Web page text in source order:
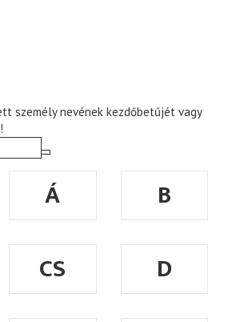
személy nevének kezdőbetűjét vagy
Á
B
CS
D